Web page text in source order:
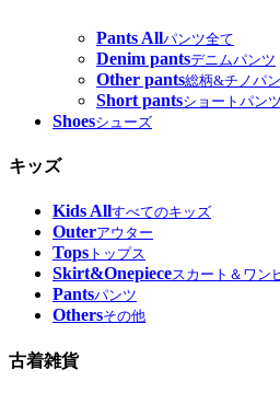
Pants Allパンツ全て
Denim pantsデニムパンツ
Other pants総柄&チノパ
Short pantsショートパンツ
Shoesシューズ
キッズ
Kids Allすべてのキッズ
Outerアウター
Tops トップス
Skirt&Onepieceスカート＆ワン
Pantsパンツ
Othersその他
古着雑貨